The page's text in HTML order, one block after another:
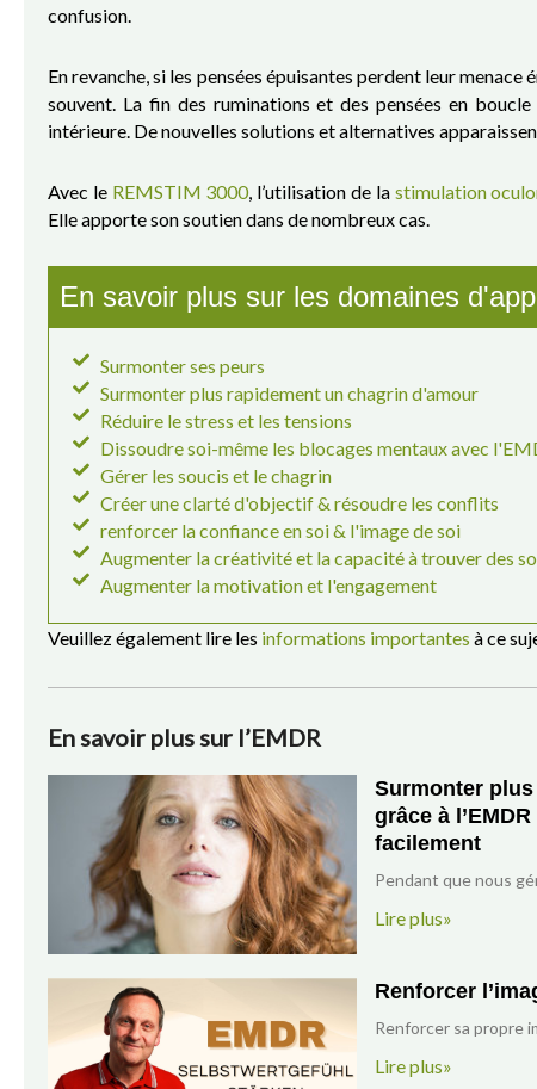
confusion.
En revanche, si les pensées épuisantes perdent leur
souvent. La fin des ruminations et des pensées en
intérieure. De nouvelles solutions et alternatives
Avec le REMSTIM 3000, l’utilisation de la stimulation
Elle apporte son soutien dans de nombreux cas.
En savoir plus sur les domaines
Surmonter ses peurs
Surmonter plus rapidement un chagrin d'amour
Réduire le stress et les tensions
Dissoudre soi-même les blocages mentaux avec
Gérer les soucis et le chagrin
Créer une clarté d'objectif & résoudre les conflits
renforcer la confiance en soi & l'image de soi
Augmenter la créativité et la capacité à trouver des
Augmenter la motivation et l'engagement
Veuillez également lire les informations importantes à ce
En savoir plus sur l’EMDR
Surmonter
grâce à
facilement
Pendant que nous
Lire plus»
Renforcer
Renforcer sa propre
Lire plus»